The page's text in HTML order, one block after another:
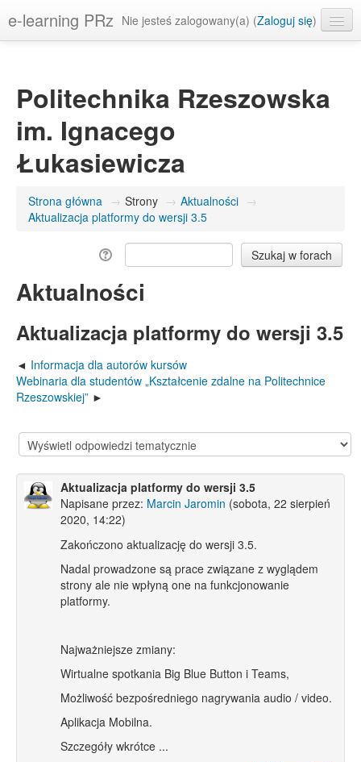
e-learning PRz Nie jesteś zalogowany(a) (Zaloguj się)
Politechnika Rzeszowska
im. Ignacego
Łukasiewicza
Strona główna → Strony → Aktualności →
Aktualizacja platformy do wersji 3.5
Aktualności
Aktualizacja platformy do wersji 3.5
Informacja dla autorów kursów
Webinaria dla studentów „Kształcenie zdalne na Politechnice
Rzeszowskiej”
Aktualizacja platformy do wersji 3.5
Napisane przez: Marcin Jaromin (sobota, 22 sierpień
2020, 14:22)
Zakończono aktualizację do wersji 3.5.
Nadal prowadzone są prace związane z wyglądem
strony ale nie wpłyną one na funkcjonowanie
platformy.
Najważniejsze zmiany:
Wirtualne spotkania Big Blue Button i Teams,
Możliwość bezpośredniego nagrywania audio / video.
Aplikacja Mobilna.
Szczegóły wkrótce ...